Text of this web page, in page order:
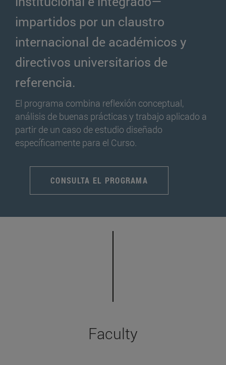
impartidos por un claustro
internacional de académicos y
directivos universitarios de
referencia.
El programa combina reflexión conceptual,
análisis de buenas prácticas y trabajo aplicado a
partir de un caso de estudio diseñado
específicamente para el Curso.
CONSULTA EL PROGRAMA
Faculty